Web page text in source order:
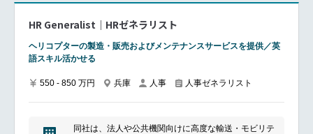
HR Generalist｜HRゼネラリスト
ヘリコプターの製造・販売およびメンテナンスサービスを提供／英
語スキル活かせる
550 - 850 万円 兵庫 人事 人事ゼネラリスト
同社は、法人や公共機関向けに高度な輸送・モビリテ